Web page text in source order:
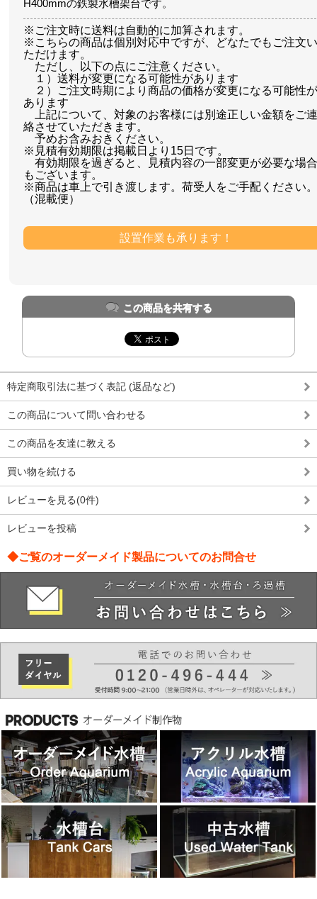
H400mmの鉄製水槽架台です。
※ご注文時に送料は自動的に加算されます。
※こちらの商品は個別対応中ですが、どなたでもご注文
ただけます。
ただし、以下の点にご注意ください。
１）送料が変更になる可能性があります
２）ご注文時期により商品の価格が変更になる可能性
あります
上記について、対象のお客様には別途正しい金額をご
絡させていただきます。
予めお含みおきください。
※見積有効期限は掲載日より15日です。
有効期限を過ぎると、見積内容の一部変更が必要な場
もございます。
※商品は車上で引き渡します。荷受人をご手配ください
（混載便）
設置作業も承ります！
この商品を共有する
特定商取引法に基づく表記 (返品など)
この商品について問い合わせる
この商品を友達に教える
買い物を続ける
レビューを見る(0件)
レビューを投稿
◆ご覧のオーダーメイド製品についてのお問合せ